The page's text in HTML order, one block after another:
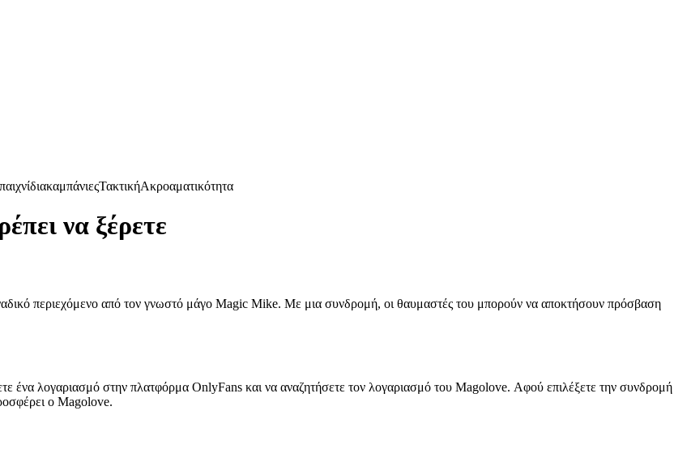
καμπάνιεςΤακτικήΑκροαματικότητα
να ξέρετε
περιεχόμενο από τον γνωστό μάγο Magic Mike. Με μια συνδρομή, οι θαυμαστές του μπορούν να αποκτήσουν πρόσβαση
ένα λογαριασμό στην πλατφόρμα OnlyFans και να αναζητήσετε τον λογαριασμό του Magolove. Αφού επιλέξετε την συνδρομή
ο Magolove.